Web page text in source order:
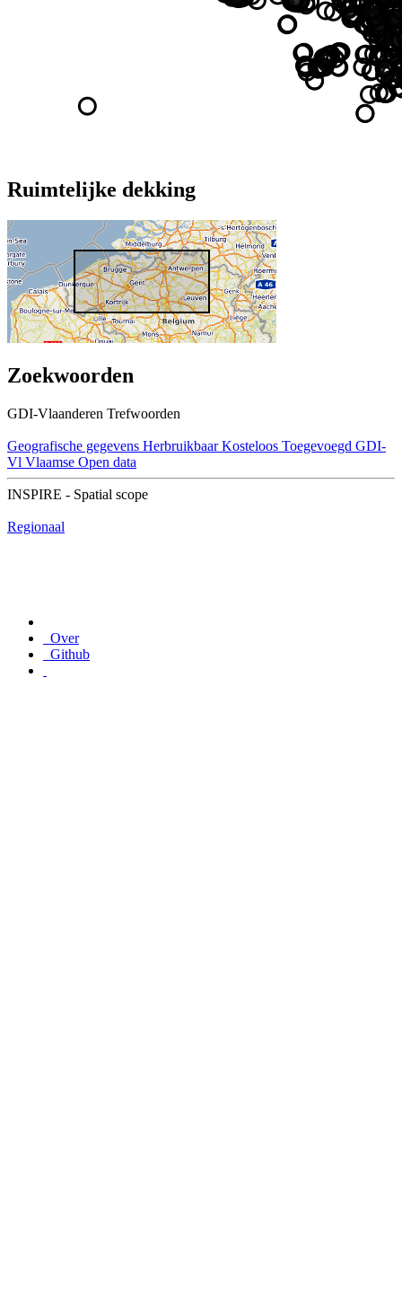
Ruimtelijke dekking
Zoekwoorden
GDI-Vlaanderen Trefwoorden
Geografische gegevens Herbruikbaar Kosteloos Toegevoegd GDI-
Vl Vlaamse Open data
INSPIRE - Spatial scope
Regionaal
Over
Github